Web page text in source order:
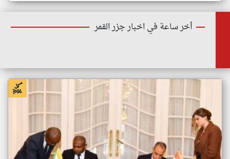
أخر ساعة في اخبار جزر القمر